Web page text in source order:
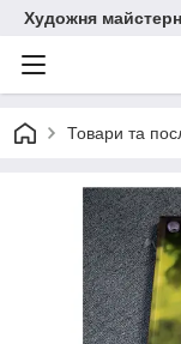
Художня
Товари та